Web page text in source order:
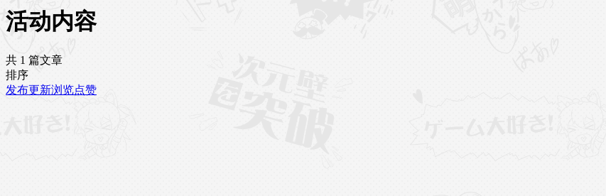
活动内容
共 1 篇文章
排序
发布更新浏览点赞